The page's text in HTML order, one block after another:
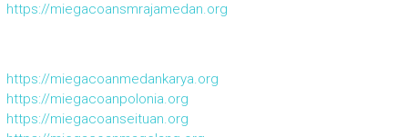
https://miegacoansmrajamedan.org
https://miegacoanmedankarya.org
https://miegacoanpolonia.org
https://miegacoanseituan.org